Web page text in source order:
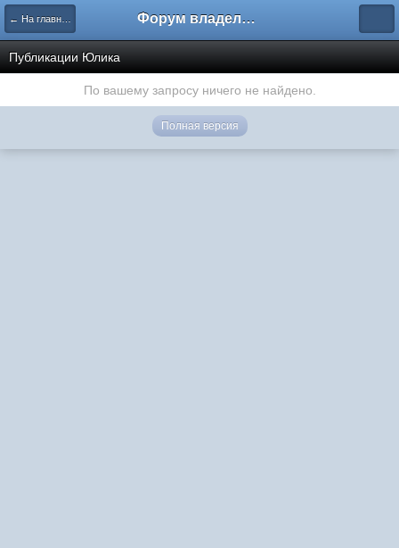
← На главную Форум владельцев интернет-магазинов
Публикации Юлика
По вашему запросу ничего не найдено.
Полная версия